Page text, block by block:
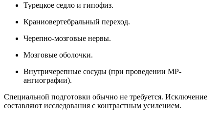
Турецкое седло и гипофиз.
Краниовертебральный переход.
Черепно-мозговые нервы.
Мозговые оболочки.
Внутричерепные сосуды (при проведении МР-
ангиографии).
Специальной подготовки обычно не требуется. Исключение
составляют исследования с контрастным усилением.